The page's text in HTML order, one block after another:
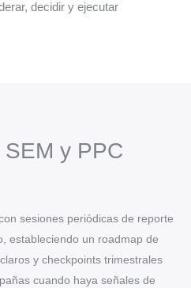
decidir y ejecutar
y PPC
sesiones periódicas de reporte
estableciendo un roadmap de
y checkpoints trimestrales
cuando haya señales de